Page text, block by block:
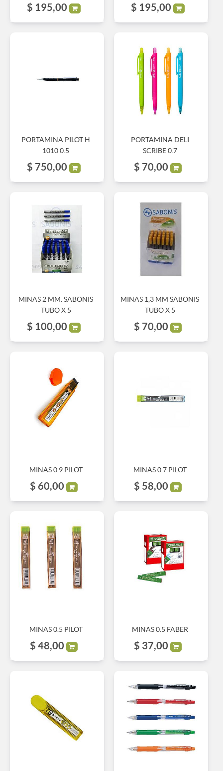
$ 195,00 $ 195,00
PORTAMINA PILOT H
1010 0.5
$ 750,00
PORTAMINA DELI
SCRIBE 0.7
$ 70,00
MINAS 2 MM. SABONIS
TUBO X 5
$ 100,00
MINAS 1,3 MM SABONIS
TUBO X 5
$ 70,00
MINAS 0.9 PILOT
$ 60,00
MINAS 0.7 PILOT
$ 58,00
MINAS 0.5 PILOT
$ 48,00
MINAS 0.5 FABER
$ 37,00